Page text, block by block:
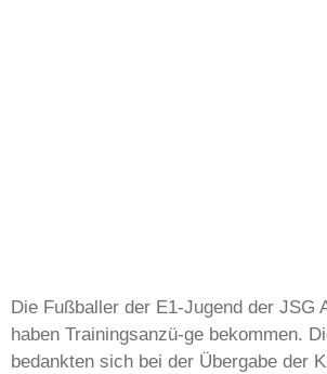
Die Fußballer der E1-Jugend der JSG
haben Trainingsanzü-ge bekommen.
bedankten sich bei der Übergabe der